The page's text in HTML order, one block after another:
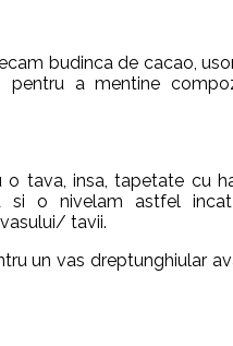
budinca de cacao,
pentru a mentine
o tava, insa, tapetate cu
si o nivelam astfel
tavii.
un vas dreptunghiular